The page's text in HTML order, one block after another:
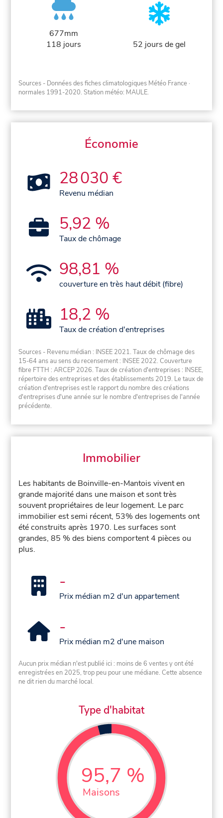
677mm
118 jours
52 jours de gel
Sources - Données des fiches climatologiques Météo France ·
normales 1991-2020. Station météo: MAULE.
Économie
28 030 €
Revenu médian
5,92 %
Taux de chômage
98,81 %
couverture en très haut débit (fibre)
18,2 %
Taux de création d'entreprises
Sources - Revenu médian : INSEE 2021. Taux de chômage des
15-64 ans au sens du recensement : INSEE 2022. Couverture
fibre FTTH : ARCEP 2026. Taux de création d'entreprises : INSEE,
répertoire des entreprises et des établissements 2019. Le taux de
création d'entreprises est le rapport du nombre des créations
d'entreprises d'une année sur le nombre d'entreprises de l'année
précédente.
Immobilier
Les habitants de Boinville-en-Mantois vivent en
grande majorité dans une maison et sont très
souvent propriétaires de leur logement. Le parc
immobilier est semi récent, 53% des logements ont
été construits après 1970. Les surfaces sont
grandes, 85 % des biens comportent 4 pièces ou
plus.
-
Prix médian m2 d'un appartement
-
Prix médian m2 d'une maison
Aucun prix médian n'est publié ici : moins de 6 ventes y ont été
enregistrées en 2025, trop peu pour une médiane. Cette absence
ne dit rien du marché local.
Type d'habitat
95,7 %
Maisons